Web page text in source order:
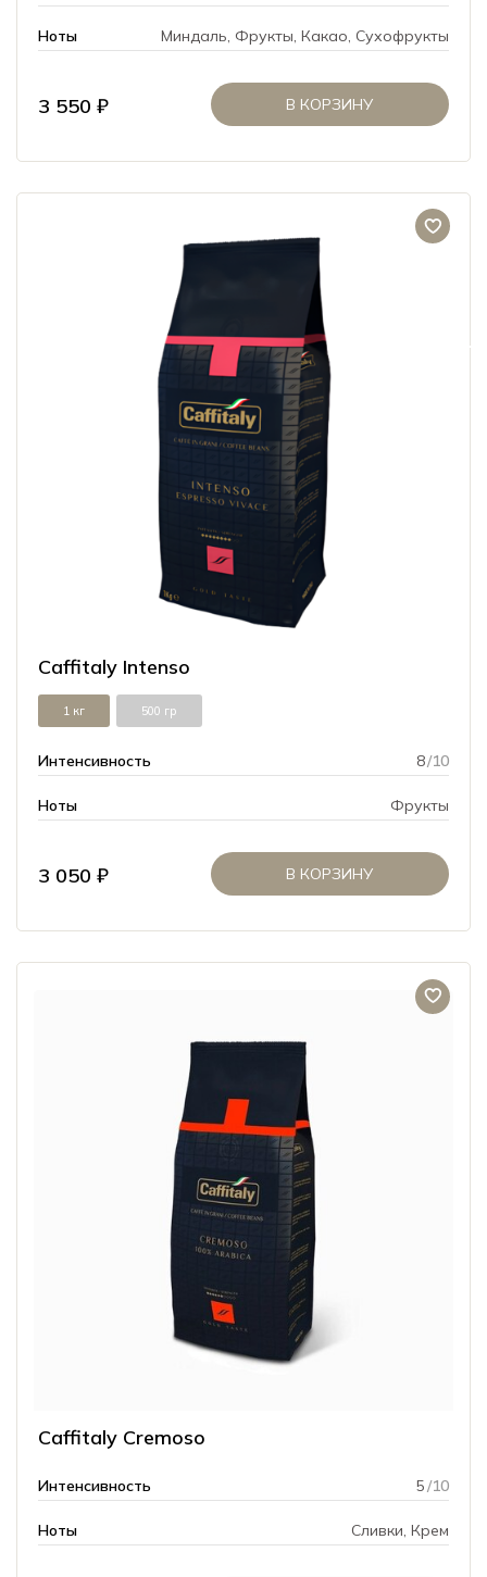
Ноты Миндаль, Фрукты, Какао, Сухофрукты
3 550 ₽ В КОРЗИНУ
Caffitaly Intenso
1 кг 500 гр
Интенсивность 8/10
Ноты Фрукты
3 050 ₽ В КОРЗИНУ
Caffitaly Cremoso
Интенсивность 5/10
Ноты Сливки, Крем